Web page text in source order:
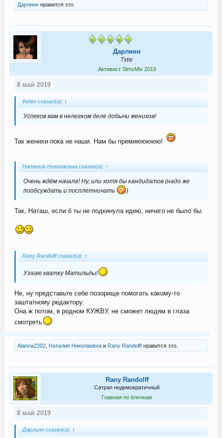
Дарлинннравится это.
Дарлинн
Гуру
Активист SimsMix 2019
8 май 2019
ihelen сказал(а): ↑
Успехов вам в нелегком деле добычи женихов!
Так женихи пока не наши. Нам бы премиююююю!
Наталия Николаевна сказал(а): ↑
Очень ждём начала! Ну, или хотя бы кандидатов (надо же
пообсуждать и посплетничать
)
Так, Наташ, если б ты не подкинула идею, ничего не было бы.
Rany Randolff сказал(а): ↑
Узнаю хватку Матильды!
Не, ну представьте себе позорище помогать какому-то
заштатному редактору.
Она ж потом, в родном КУЖВУ, не сможет людям в глаза
смотреть
Alanna2202, Наталия Николаевнаи Rany Randolffнравится это.
Rany Randolff
Сатрап недемократичный
Главная по ёлочкам
8 май 2019
Дарлинн сказал(а): ↑